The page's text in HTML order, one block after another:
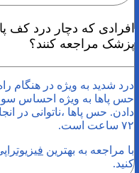
افرادی که دچار درد کف
پزشک مراجعه کنند؟
درد شدید به ویژه در هنگام
حس پاها به ویژه احساس
دادن. حس پاها ،ناتوانی در
۷۲ ساعت است.
با مراجعه به بهترین
کنید.